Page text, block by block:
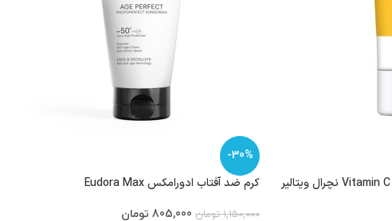
فلوئید ضد آفتاب ویتامین سی Vitamin C نچرال ویتالیر
-30%
کرم ضد آفتاب ادورامکس Eudora Max
1,150,000 تومان 805,000 تومان